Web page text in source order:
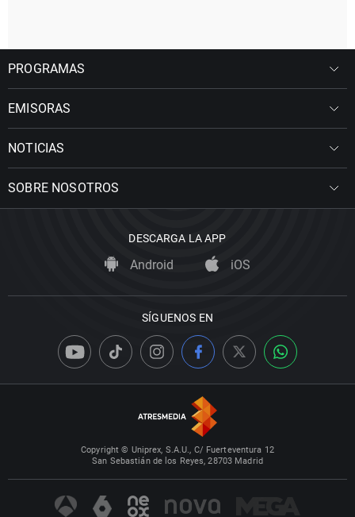
PROGRAMAS
EMISORAS
NOTICIAS
SOBRE NOSOTROS
DESCARGA LA APP
Android iOS
SÍGUENOS EN
Copyright © Uniprex, S.A.U., C/ Fuerteventura 12
San Sebastián de los Reyes, 28703 Madrid